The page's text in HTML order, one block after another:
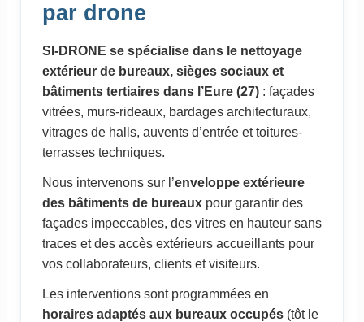
par drone
SI-DRONE se spécialise dans le nettoyage
extérieur de bureaux, sièges sociaux et
bâtiments tertiaires dans l’Eure (27): façades
vitrées, murs-rideaux, bardages architecturaux,
vitrages de halls, auvents d’entrée et toitures-
terrasses techniques.
Nous intervenons sur l’enveloppe extérieure
des bâtiments de bureauxpour garantir des
façades impeccables, des vitres en hauteur sans
traces et des accès extérieurs accueillants pour
vos collaborateurs, clients et visiteurs.
Les interventions sont programmées en
horaires adaptés aux bureaux occupés(tôt le